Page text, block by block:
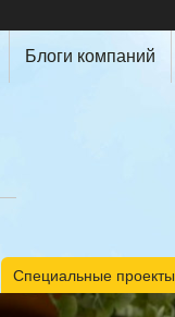
Блоги компаний
Специальные проекты